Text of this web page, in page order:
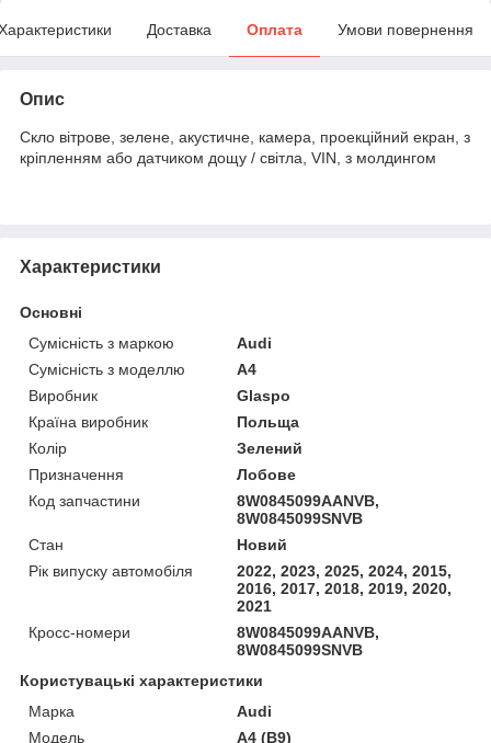
Доставка Оплата Умови повернення
Опис
Скло вітрове, зелене, акустичне, камера, проекційний екран, з
кріпленням або датчиком дощу / світла, VIN, з молдингом
Характеристики
Основні
Сумісність з маркою
Audi
Сумісність з моделлю
A4
Виробник
Glaspo
Країна виробник
Польща
Колір
Зелений
Призначення
Лобове
Код запчастини
8W0845099AANVB,
8W0845099SNVB
Стан
Новий
Рік випуску автомобіля
2022, 2023, 2025, 2024, 2015,
2016, 2017, 2018, 2019, 2020,
2021
Кросс-номери
8W0845099AANVB,
8W0845099SNVB
Користувацькі характеристики
Марка
Audi
Модель
A4 (B9)